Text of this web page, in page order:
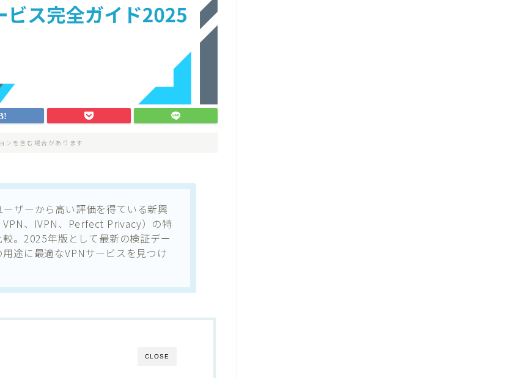
ンを含む場合があります
ザーから高い評価を得ている新興
、IVPN、Perfect Privacy）の特
。2025年版として最新の検証デー
途に最適なVPNサービスを見つけ
CLOSE